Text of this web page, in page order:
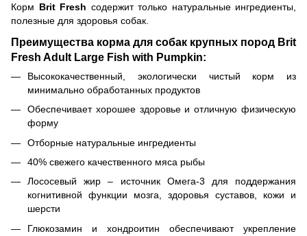
Корм Brit Fresh содержит только натуральные ингредиенты,
полезные для здоровья собак.
Преимущества корма для собак крупных пород Brit
Fresh Adult Large Fish with Pumpkin:
Высококачественный, экологически чистый корм из
минимально обработанных продуктов
Обеспечивает хорошее здоровье и отличную физическую
форму
Отборные натуральные ингредиенты
40% свежего качественного мяса рыбы
Лососевый жир – источник Омега-3 для поддержания
когнитивной функции мозга, здоровья суставов, кожи и
шерсти
Глюкозамин и хондроитин обеспечивают укрепление